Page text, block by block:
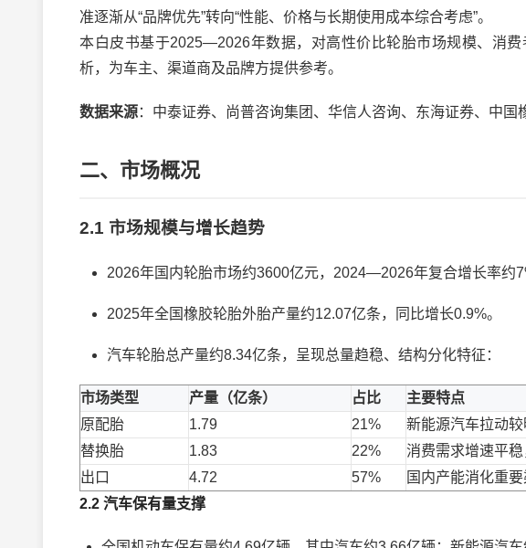
准逐渐从“品牌优先”转向“性能、价格与长期使用成本综合考虑”。
本白皮书基于2025—2026年数据，对高性价比轮胎市场规模、消
析，为车主、渠道商及品牌方提供参考。
数据来源：中泰证券、尚普咨询集团、华信人咨询、东海证券、中国
二、市场概况
2.1 市场规模与增长趋势
2026年国内轮胎市场约3600亿元，2024—2026年复合增长率约
2025年全国橡胶轮胎外胎产量约12.07亿条，同比增长0.9%。
汽车轮胎总产量约8.34亿条，呈现总量趋稳、结构分化特征：
市场类型 产量（亿条） 占比
主要特点
原配胎
1.79 21%
新能源汽车拉动较
替换胎
1.83 22%
消费需求增速平
出口
4.72 57%
国内产能消化重
2.2 汽车保有量支撑